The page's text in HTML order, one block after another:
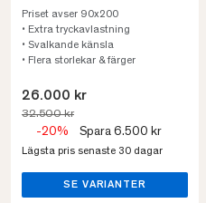
Priset avser 90x200
• Extra tryckavlastning
• Svalkande känsla
• Flera storlekar & färger
26.000 kr
32.500 kr
-20% Spara 6.500 kr
Lägsta pris senaste 30 dagar
SE VARIANTER